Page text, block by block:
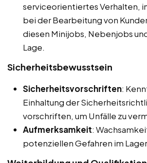
serviceorientiertes Verhalten,
bei der Bearbeitung von
diesen Minijobs, Nebenjobs
Lage.
Sicherheitsbewusstsein
Sicherheitsvorschriften:
Einhaltung der
vorschriften, um Unfälle zu
Aufmerksamkeit:
potenziellen Gefahren im